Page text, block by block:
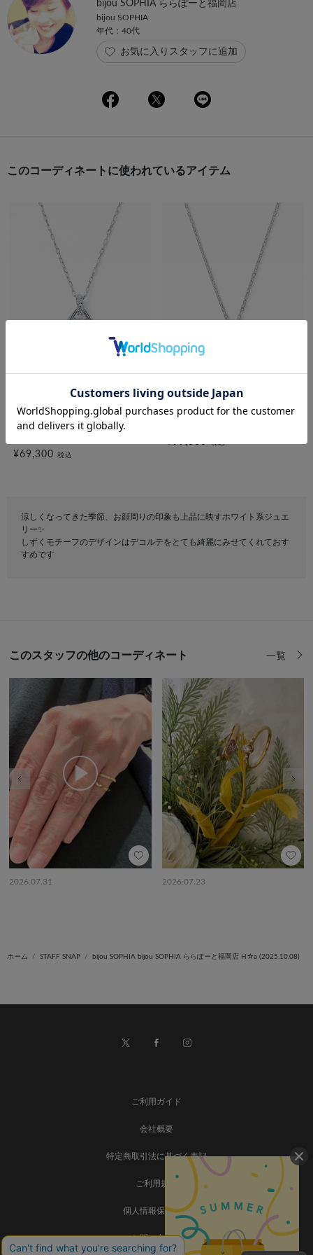
bijou SOPHIA ららぽーと福岡店
bijou SOPHIA
年代：40代
お気に入りスタッフに追加
このコーディネートに使われているアイテム
【2025 Autumn/Winter
Limited】Pt950/850 ダイヤモ
ンド ネックレス ＜ “Wish upon
¥69,300 税込
K18WG ダイヤモンド ネックレ
ス＜ “Wish upon a star®” カー
¥99,000
涼しくなってきた季節、お顔周りの印象も上品に映すホワイト系ジュエ
リー✨
しずくモチーフのデザインはデコルテをとても綺麗にみせてくれておす
すめです
このスタッフの他のコーディネート 一覧
2026.07.31 2026.07.23
前の画像
ホーム STAFF SNAP bijou SOPHIA bijou SOPHIA ららぽーと福岡店 H☆a (2025.10.08)
ご利用ガイド
会社概要
特定商取引法に基づく表記
ご利用規約
個人情報保護方針
お問い合わせ